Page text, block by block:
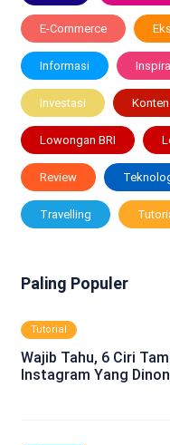
E-Commerce
Informasi
Investasi
Lowongan BRI
Review
Travelling
Paling Populer
Tutorial
Wajib Tahu, 6 Ciri
Instagram Yang